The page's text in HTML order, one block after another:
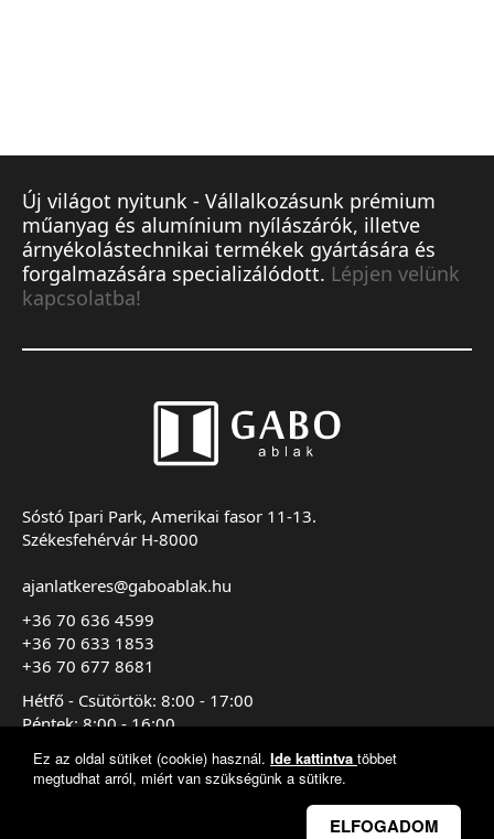
Ez az oldal sütiket (cookie) használ. Ide kattintva többet
megtudhat arról, miért van szükségünk a sütikre.
ELFOGADOM
Új világot nyitunk - Vállalkozásunk prémium
műanyag és alumínium nyílászárók, illetve
árnyékolástechnikai termékek gyártására és
forgalmazására specializálódott. Lépjen velünk
kapcsolatba!
Sóstó Ipari Park, Amerikai fasor 11-13.
Székesfehérvár H-8000
ajanlatkeres@gaboablak.hu
+36 70 636 4599
+36 70 633 1853
+36 70 677 8681
Hétfő - Csütörtök: 8:00 - 17:00
Péntek: 8:00 - 16:00
@ 2000 - 2025 Ablakszerker Kft. All Rights Reserved